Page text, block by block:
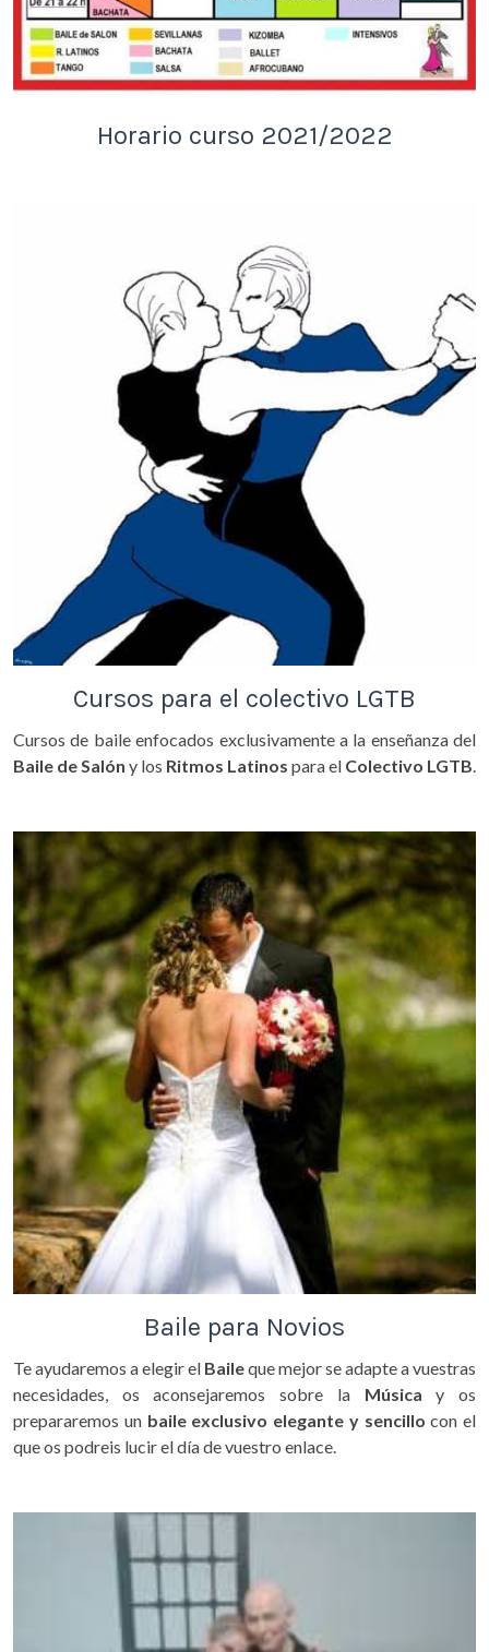
Horario curso 2021/2022
Cursos para el colectivo LGTB
Cursos de baile enfocados exclusivamente a la enseñanza del
Baile de Salón y los Ritmos Latinos para el Colectivo LGTB.
Baile para Novios
Te ayudaremos a elegir el Baileque mejor se adapte a vuestras
necesidades, os aconsejaremos sobre la Músicay os
prepararemos un baile exclusivo elegante y sencillo con el
que os podreis lucir el día de vuestro enlace.